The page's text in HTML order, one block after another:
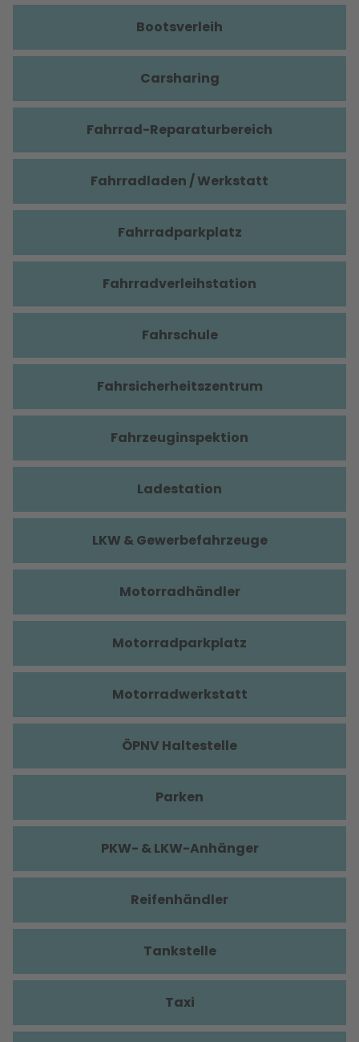
Bootsverleih
Carsharing
Fahrrad-Reparaturbereich
Fahrradladen / Werkstatt
Fahrradparkplatz
Fahrradverleihstation
Fahrschule
Fahrsicherheitszentrum
Fahrzeuginspektion
Ladestation
LKW & Gewerbefahrzeuge
Motorradhändler
Motorradparkplatz
Motorradwerkstatt
ÖPNV Haltestelle
Parken
PKW- & LKW-Anhänger
Reifenhändler
Tankstelle
Taxi